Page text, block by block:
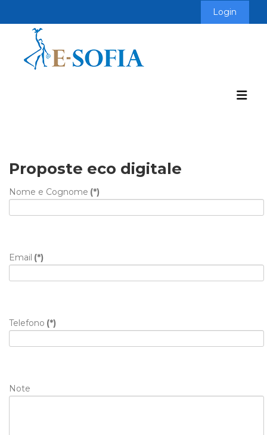
Login
Proposte eco digitale
Nome e Cognome (*)
Email (*)
Telefono (*)
Note